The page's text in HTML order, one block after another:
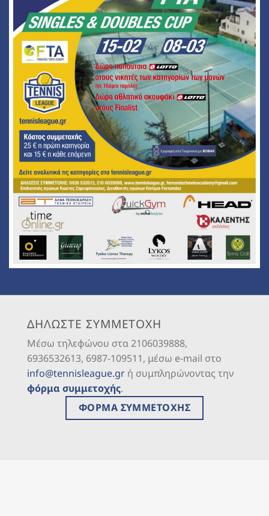
ΔΗΛΩΣΤΕ ΣΥΜΜΕΤΟΧΗ
Μέσω τηλεφώνου στα 2106039888,
6936532613, 6987-109511, μέσω e-mail στο
info@tennisleague.gr ή συμπληρώνοντας την
φόρμα συμμετοχής.
ΦΟΡΜΑ ΣΥΜΜΕΤΟΧΗΣ